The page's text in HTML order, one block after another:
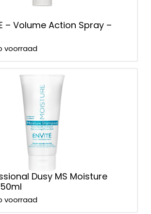
– Volume Action Spray –
voorraad
Dusy MS Moisture
voorraad